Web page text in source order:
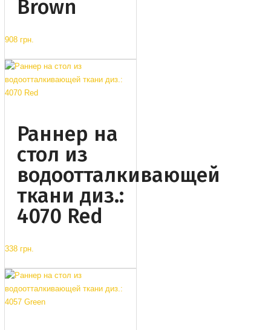
Brown
908 грн.
Раннер на
стол из
водоотталкивающей
ткани диз.:
4070 Red
338 грн.